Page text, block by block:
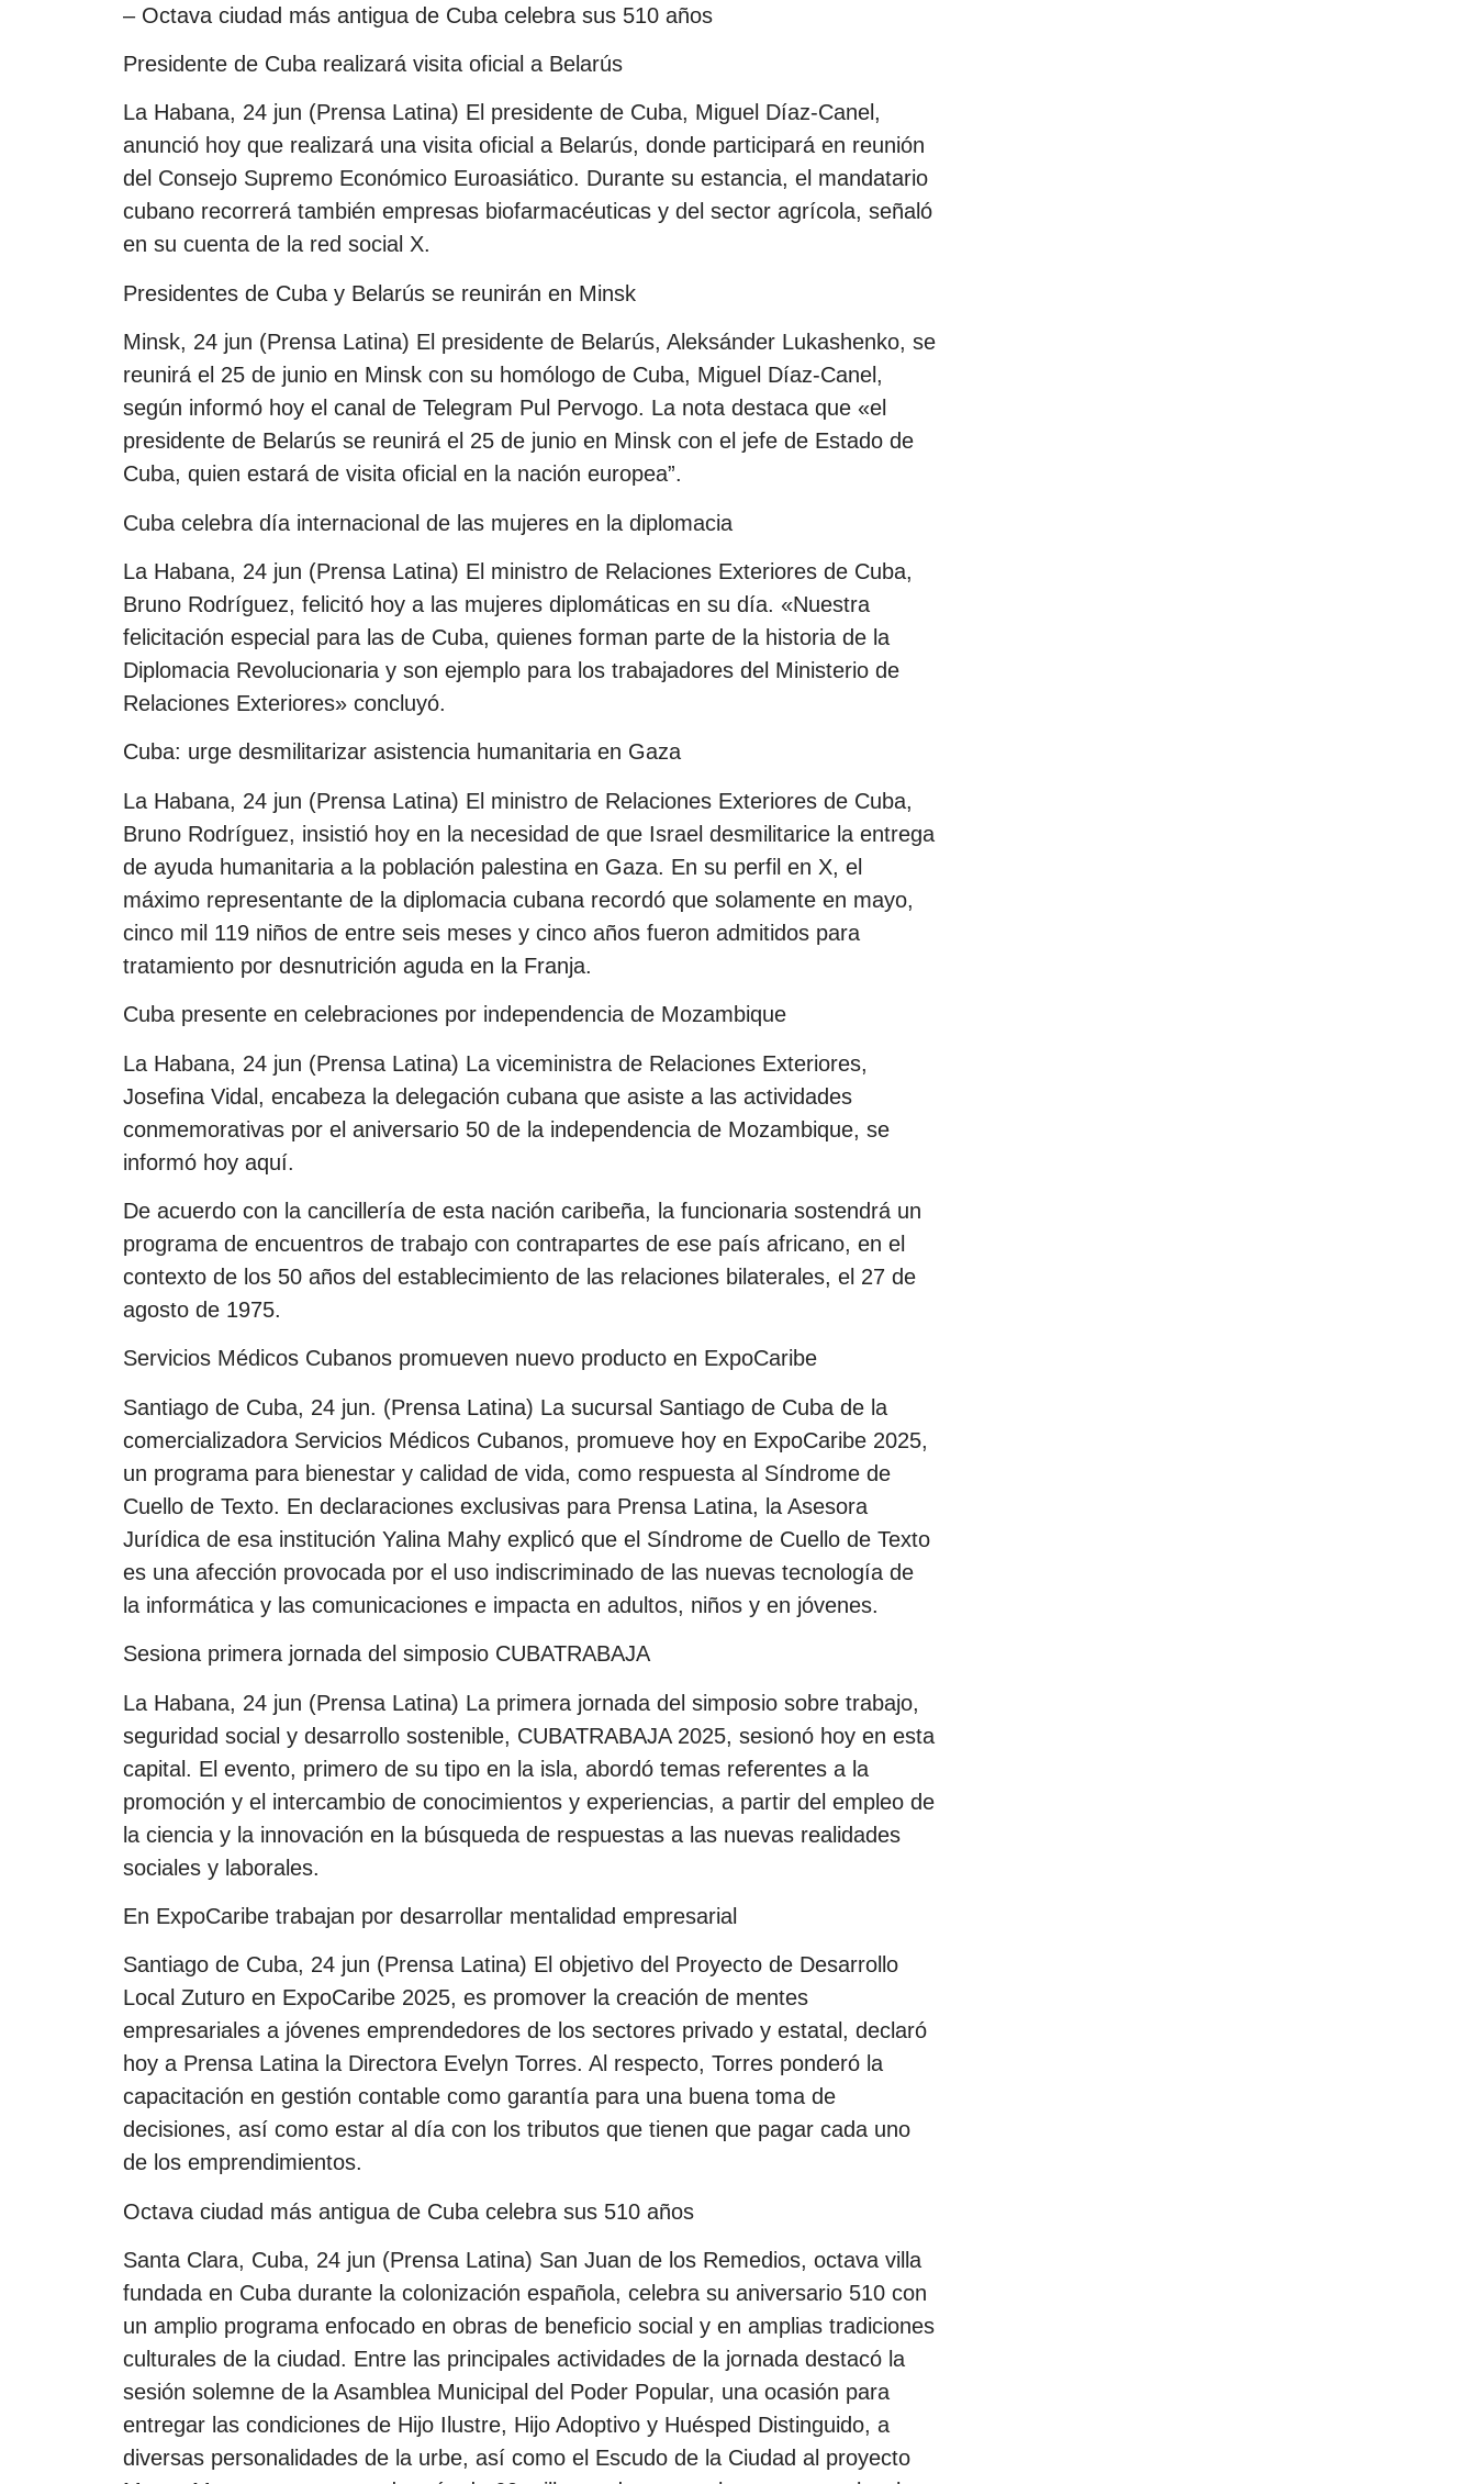
– Octava ciudad más antigua de Cuba celebra sus 510 años
Presidente de Cuba realizará visita oficial a Belarús
La Habana, 24 jun (Prensa Latina) El presidente de Cuba, Miguel Díaz-Canel,
anunció hoy que realizará una visita oficial a Belarús, donde participará en reunión
del Consejo Supremo Económico Euroasiático. Durante su estancia, el mandatario
cubano recorrerá también empresas biofarmacéuticas y del sector agrícola, señaló
en su cuenta de la red social X.
Presidentes de Cuba y Belarús se reunirán en Minsk
Minsk, 24 jun (Prensa Latina) El presidente de Belarús, Aleksánder Lukashenko, se
reunirá el 25 de junio en Minsk con su homólogo de Cuba, Miguel Díaz-Canel,
según informó hoy el canal de Telegram Pul Pervogo. La nota destaca que «el
presidente de Belarús se reunirá el 25 de junio en Minsk con el jefe de Estado de
Cuba, quien estará de visita oficial en la nación europea”.
Cuba celebra día internacional de las mujeres en la diplomacia
La Habana, 24 jun (Prensa Latina) El ministro de Relaciones Exteriores de Cuba,
Bruno Rodríguez, felicitó hoy a las mujeres diplomáticas en su día. «Nuestra
felicitación especial para las de Cuba, quienes forman parte de la historia de la
Diplomacia Revolucionaria y son ejemplo para los trabajadores del Ministerio de
Relaciones Exteriores» concluyó.
Cuba: urge desmilitarizar asistencia humanitaria en Gaza
La Habana, 24 jun (Prensa Latina) El ministro de Relaciones Exteriores de Cuba,
Bruno Rodríguez, insistió hoy en la necesidad de que Israel desmilitarice la entrega
de ayuda humanitaria a la población palestina en Gaza. En su perfil en X, el
máximo representante de la diplomacia cubana recordó que solamente en mayo,
cinco mil 119 niños de entre seis meses y cinco años fueron admitidos para
tratamiento por desnutrición aguda en la Franja.
Cuba presente en celebraciones por independencia de Mozambique
La Habana, 24 jun (Prensa Latina) La viceministra de Relaciones Exteriores,
Josefina Vidal, encabeza la delegación cubana que asiste a las actividades
conmemorativas por el aniversario 50 de la independencia de Mozambique, se
informó hoy aquí.
De acuerdo con la cancillería de esta nación caribeña, la funcionaria sostendrá un
programa de encuentros de trabajo con contrapartes de ese país africano, en el
contexto de los 50 años del establecimiento de las relaciones bilaterales, el 27 de
agosto de 1975.
Servicios Médicos Cubanos promueven nuevo producto en ExpoCaribe
Santiago de Cuba, 24 jun. (Prensa Latina) La sucursal Santiago de Cuba de la
comercializadora Servicios Médicos Cubanos, promueve hoy en ExpoCaribe 2025,
un programa para bienestar y calidad de vida, como respuesta al Síndrome de
Cuello de Texto. En declaraciones exclusivas para Prensa Latina, la Asesora
Jurídica de esa institución Yalina Mahy explicó que el Síndrome de Cuello de Texto
es una afección provocada por el uso indiscriminado de las nuevas tecnología de
la informática y las comunicaciones e impacta en adultos, niños y en jóvenes.
Sesiona primera jornada del simposio CUBATRABAJA
La Habana, 24 jun (Prensa Latina) La primera jornada del simposio sobre trabajo,
seguridad social y desarrollo sostenible, CUBATRABAJA 2025, sesionó hoy en esta
capital. El evento, primero de su tipo en la isla, abordó temas referentes a la
promoción y el intercambio de conocimientos y experiencias, a partir del empleo de
la ciencia y la innovación en la búsqueda de respuestas a las nuevas realidades
sociales y laborales.
En ExpoCaribe trabajan por desarrollar mentalidad empresarial
Santiago de Cuba, 24 jun (Prensa Latina) El objetivo del Proyecto de Desarrollo
Local Zuturo en ExpoCaribe 2025, es promover la creación de mentes
empresariales a jóvenes emprendedores de los sectores privado y estatal, declaró
hoy a Prensa Latina la Directora Evelyn Torres. Al respecto, Torres ponderó la
capacitación en gestión contable como garantía para una buena toma de
decisiones, así como estar al día con los tributos que tienen que pagar cada uno
de los emprendimientos.
Octava ciudad más antigua de Cuba celebra sus 510 años
Santa Clara, Cuba, 24 jun (Prensa Latina) San Juan de los Remedios, octava villa
fundada en Cuba durante la colonización española, celebra su aniversario 510 con
un amplio programa enfocado en obras de beneficio social y en amplias tradiciones
culturales de la ciudad. Entre las principales actividades de la jornada destacó la
sesión solemne de la Asamblea Municipal del Poder Popular, una ocasión para
entregar las condiciones de Hijo Ilustre, Hijo Adoptivo y Huésped Distinguido, a
diversas personalidades de la urbe, así como el Escudo de la Ciudad al proyecto